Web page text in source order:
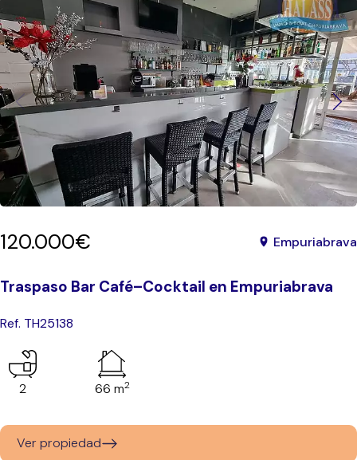
120.000€ Empuriabrava
Traspaso Bar Café–Cocktail en Empuriabrava
Ref. TH25138
2 66 m2
Ver propiedad